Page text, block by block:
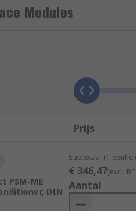
Modules
Prijs
PSM-ME
DIN
Subtotaal (1
€ 346,47(excl.
Aantal